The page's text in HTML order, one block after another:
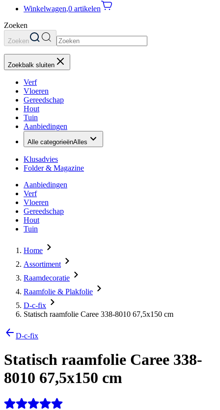
Winkelwagen,0 artikelen
Zoeken
Zoeken
Zoekbalk sluiten
Verf
Vloeren
Gereedschap
Hout
Tuin
Aanbiedingen
Alle categorieënAlles
Klusadvies
Folder & Magazine
Aanbiedingen
Verf
Vloeren
Gereedschap
Hout
Tuin
Home
Assortiment
Raamdecoratie
Raamfolie & Plakfolie
D-c-fix
Statisch raamfolie Caree 338-8010 67,5x150 cm
D-c-fix
Statisch raamfolie Caree 338-
8010 67,5x150 cm